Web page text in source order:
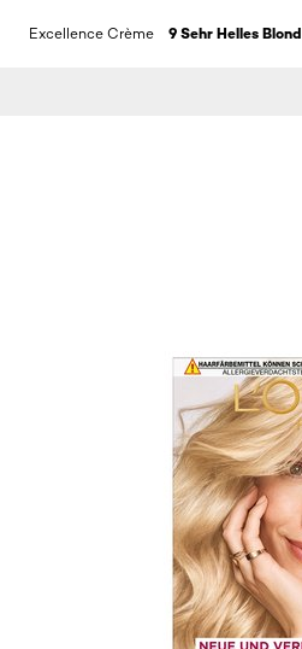
Excellence Crème 9 Sehr Helles Blond